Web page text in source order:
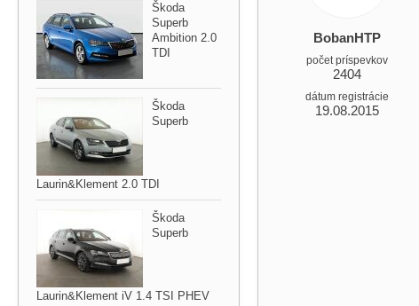
BobanHTP
počet príspevkov
2404
dátum registrácie
19.08.2015
Škoda
Superb
Ambition 2.0
TDI
Škoda
Superb
Laurin&Klement 2.0 TDI
Škoda
Superb
Laurin&Klement iV 1.4 TSI PHEV